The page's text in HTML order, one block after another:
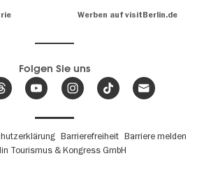
Werben auf visitBerlin.de
Folgen Sie uns
Barrierefreiheit Barriere melden
Tourismus & Kongress GmbH